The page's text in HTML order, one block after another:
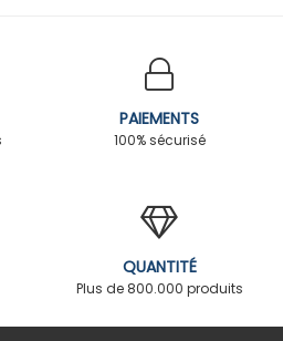
PAIEMENTS
100% sécurisé
QUANTITÉ
Plus de 800.000 produits